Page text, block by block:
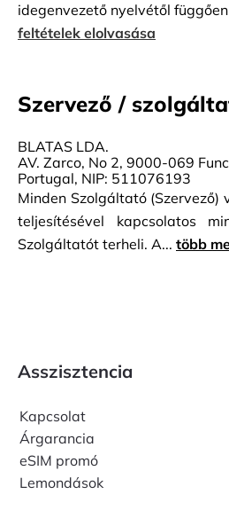
idegenvezető nyelvétől
feltételek elolvasása
Szervező /
BLATAS LDA.
AV. Zarco, No 2, 9000-069
Portugal, NIP: 511076193
Minden Szolgáltató (Szervező)
teljesítésével kapcsolatos
Szolgáltatót terheli. A... több
Asszisztencia
Kapcsolat
Árgarancia
eSIM promó
Lemondások